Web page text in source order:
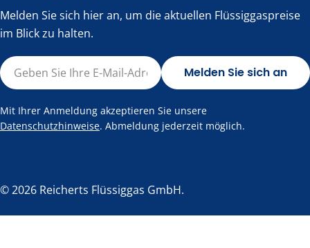
Melden Sie sich hier an, um die aktuellen Flüssiggaspreise
im Blick zu halten.
E-
Mail
Melden Sie sich an
Mit Ihrer Anmeldung akzeptieren Sie unsere
Datenschutzhinweise. Abmeldung jederzeit möglich.
© 2026 Reicherts Flüssiggas GmbH.